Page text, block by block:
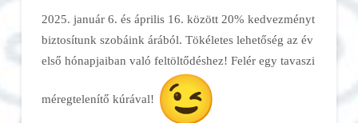
2025. január 6. és április 16. között 20% kedvezményt
biztosítunk szobáink árából. Tökéletes lehetőség az év
első hónapjaiban való feltöltődéshez! Felér egy tavaszi
méregtelenítő kúrával!